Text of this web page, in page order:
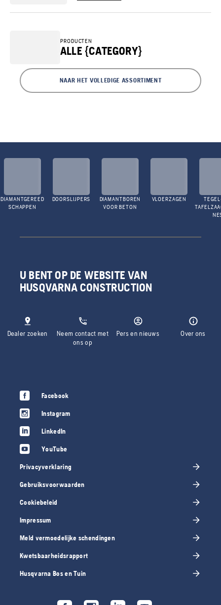
PRODUCTEN
ALLE {CATEGORY}
NAAR HET VOLLEDIGE ASSORTIMENT
DIAMANTGEREED
SCHAPPEN
DOORSLIJPERS
DIAMANTBOREN
VOOR BETON
VLOERZAGEN
U BENT OP DE WEBSITE VAN
HUSQVARNA CONSTRUCTION
Dealer zoeken
Neem contact met
ons op
Pers en nieuws Over ons
Facebook
Instagram
LinkedIn
YouTube
Privacyverklaring
Gebruiksvoorwaarden
Cookiebeleid
Impressum
Meld vermoedelijke schendingen
Kwetsbaarheidsrapport
Husqvarna Bos en Tuin